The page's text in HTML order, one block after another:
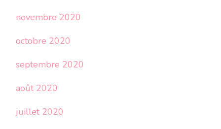
novembre 2020
octobre 2020
septembre 2020
août 2020
juillet 2020